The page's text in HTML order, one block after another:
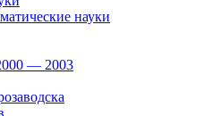
науки
— 2003